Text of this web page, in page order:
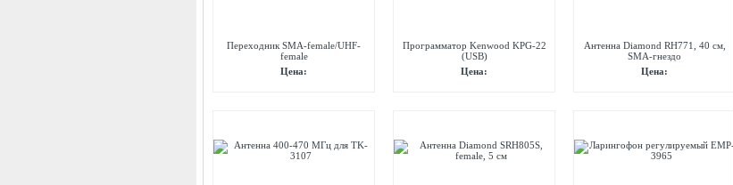
Переходник SMA-female/UHF-
female
Цена:
Программатор Kenwood KPG-22
(USB)
Цена:
Антенна Diamond RH771, 40 см,
SMA-гнездо
Цена: